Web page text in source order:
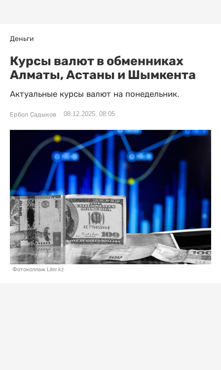
Деньги
Курсы валют в обменниках
Алматы, Астаны и Шымкента
Актуальные курсы валют на понедельник.
Ербол Садыков 08.12.2025, 08:05
Фотоколлаж Liter.kz